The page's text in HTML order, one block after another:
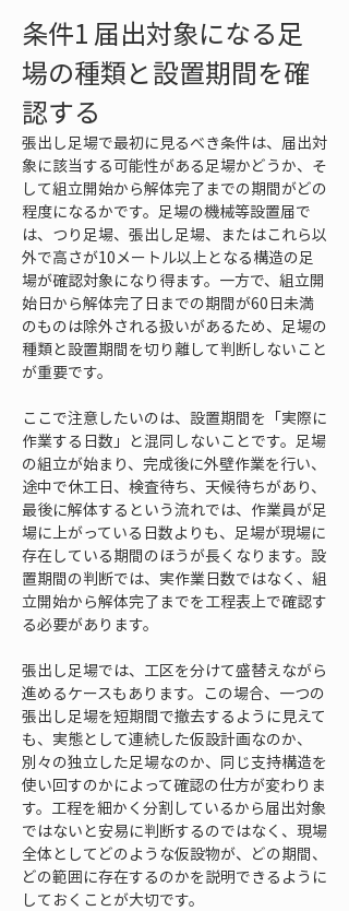
条件1 届出対象になる足
場の種類と設置期間を確
認する
張出し足場で最初に見るべき条件は、届出対
象に該当する可能性がある足場かどうか、そ
して組立開始から解体完了までの期間がどの
程度になるかです。足場の機械等設置届で
は、つり足場、張出し足場、またはこれら以
外で高さが10メートル以上となる構造の足
場が確認対象になり得ます。一方で、組立開
始日から解体完了日までの期間が60日未満
のものは除外される扱いがあるため、足場の
種類と設置期間を切り離して判断しないこと
が重要です。
ここで注意したいのは、設置期間を「実際に
作業する日数」と混同しないことです。足場
の組立が始まり、完成後に外壁作業を行い、
途中で休工日、検査待ち、天候待ちがあり、
最後に解体するという流れでは、作業員が足
場に上がっている日数よりも、足場が現場に
存在している期間のほうが長くなります。設
置期間の判断では、実作業日数ではなく、組
立開始から解体完了までを工程表上で確認す
る必要があります。
張出し足場では、工区を分けて盛替えながら
進めるケースもあります。この場合、一つの
張出し足場を短期間で撤去するように見えて
も、実態として連続した仮設計画なのか、
別々の独立した足場なのか、同じ支持構造を
使い回すのかによって確認の仕方が変わりま
す。工程を細かく分割しているから届出対象
ではないと安易に判断するのではなく、現場
全体としてどのような仮設物が、どの期間、
どの範囲に存在するのかを説明できるように
しておくことが大切です。